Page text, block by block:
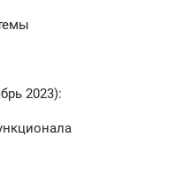
2023):